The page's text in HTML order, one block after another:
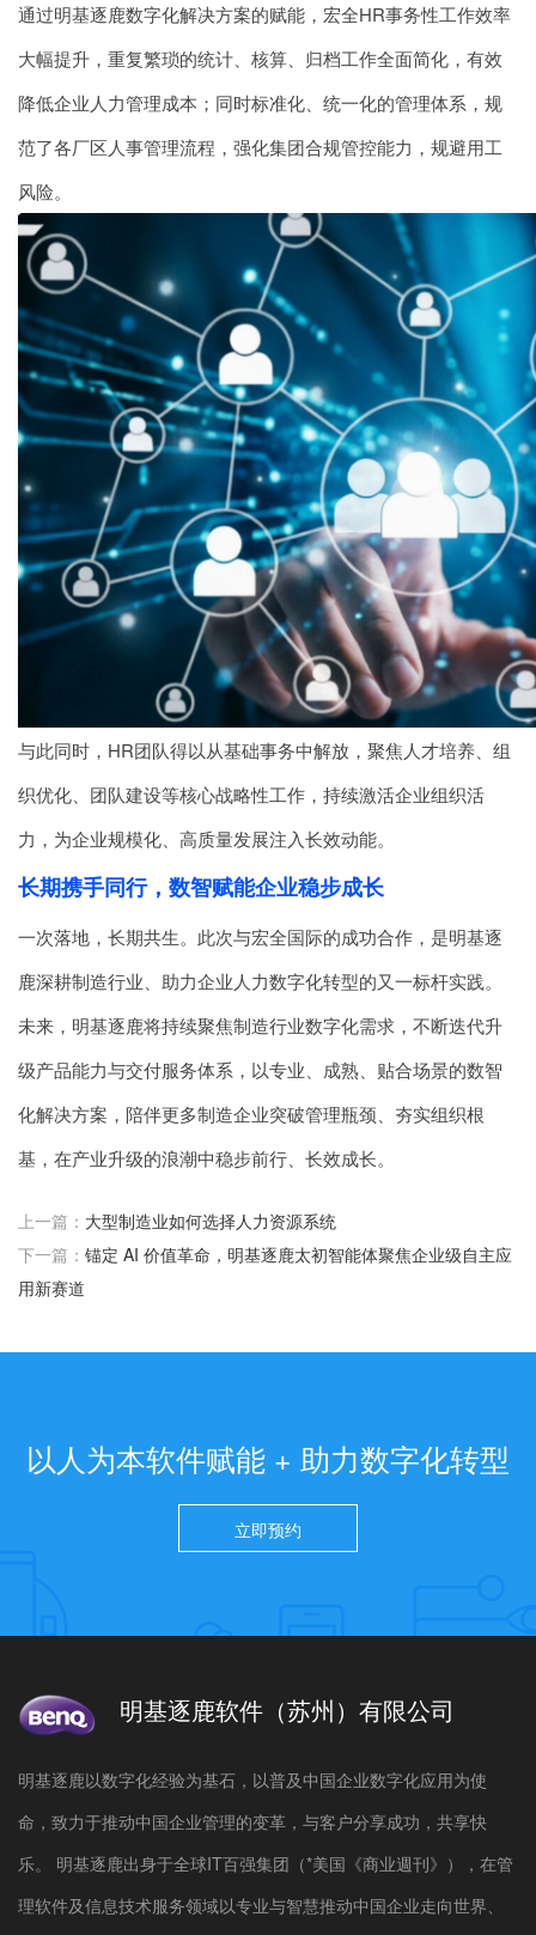
通过明基逐鹿数字化解决方案的赋能，宏全HR事务性工作效率
大幅提升，重复繁琐的统计、核算、归档工作全面简化，有效
降低企业人力管理成本；同时标准化、统一化的管理体系，规
范了各厂区人事管理流程，强化集团合规管控能力，规避用工
风险。
与此同时，HR团队得以从基础事务中解放，聚焦人才培养、组
织优化、团队建设等核心战略性工作，持续激活企业组织活
力，为企业规模化、高质量发展注入长效动能。
长期携手同行，数智赋能企业稳步成长
一次落地，长期共生。此次与宏全国际的成功合作，是明基逐
鹿深耕制造行业、助力企业人力数字化转型的又一标杆实践。
未来，明基逐鹿将持续聚焦制造行业数字化需求，不断迭代升
级产品能力与交付服务体系，以专业、成熟、贴合场景的数智
化解决方案，陪伴更多制造企业突破管理瓶颈、夯实组织根
基，在产业升级的浪潮中稳步前行、长效成长。
上一篇： 大型制造业如何选择人力资源系统
下一篇： 锚定 AI 价值革命，明基逐鹿太初智能体聚焦企业级自主应
用新赛道
以人为本软件赋能 + 助力数字化转型
立即预约
明基逐鹿软件（苏州）有限公司
明基逐鹿以数字化经验为基石，以普及中国企业数字化应用为使
命，致力于推动中国企业管理的变革，与客户分享成功，共享快
乐。 明基逐鹿出身于全球IT百强集团（*美国《商业週刊》），在管
理软件及信息技术服务领域以专业与智慧推动中国企业走向世界、